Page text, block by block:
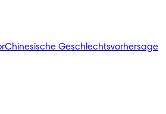
Chinesische Geschlechtsvorhersage